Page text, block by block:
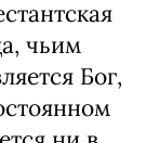
чьим
Бог,